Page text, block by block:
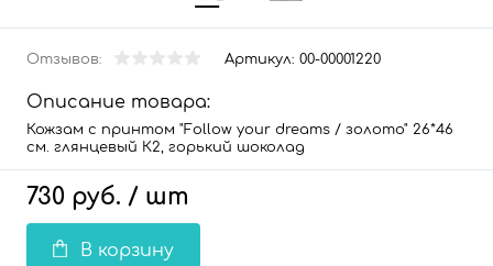
Отзывов: Артикул: 00-00001220
Описание товара:
Кожзам с принтом "Follow your dreams / золото" 26*46
см. глянцевый К2, горький шоколад
730 руб. / шт
В корзину